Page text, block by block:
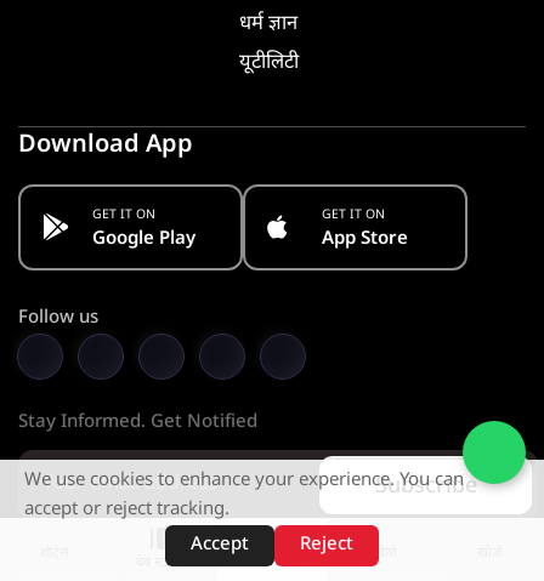
वेब स्टोरीज़
धर्म ज्ञान
यूटीलिटी
Download App
GET IT ON
Google Play
GET IT ON
App Store
Follow us
Stay Informed. Get Notified
Subscribe
We use cookies to enhance your experience. You can
accept or reject tracking.
Accept
Reject